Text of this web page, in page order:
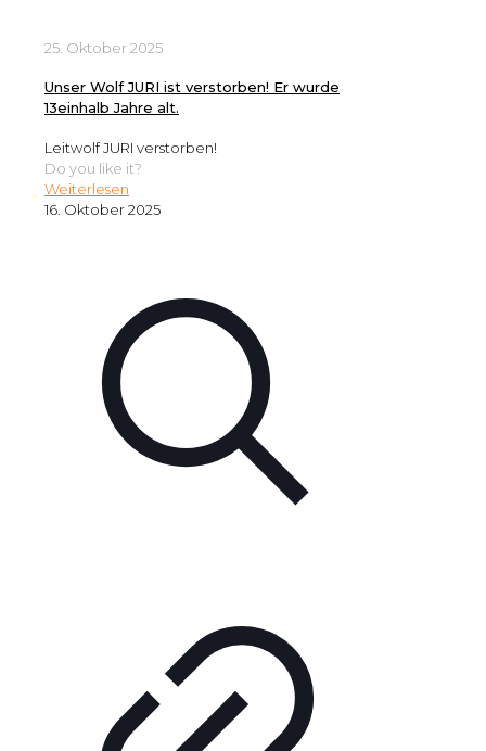
25. Oktober 2025
Unser Wolf JURI ist verstorben! Er wurde
13einhalb Jahre alt.
Leitwolf JURI verstorben!
Do you like it?
Weiterlesen
16. Oktober 2025